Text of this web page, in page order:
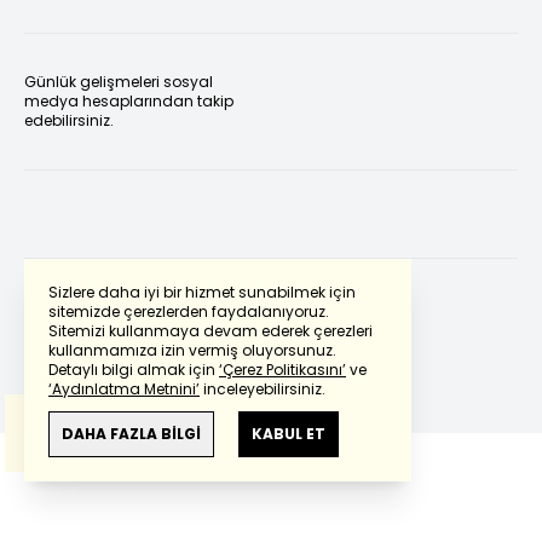
Sizlere daha iyi bir hizmet sunabilmek için
sitemizde çerezlerden faydalanıyoruz.
Sitemizi kullanmaya devam ederek çerezleri
kullanmamıza izin vermiş oluyorsunuz.
Detaylı bilgi almak için ‘Çerez Politikasını’ve
‘Aydınlatma Metnini’inceleyebilirsiniz.
DAHA FAZLA BİLGİ KABUL ET
Günlük gelişmeleri sosyal
medya hesaplarından takip
edebilirsiniz.
Powered by Translate
Bu çevirideGoogle Transletekullanılmıştır.
Anlam ve çeviri hatalarından
haberturk.com
sorumlu değildir.